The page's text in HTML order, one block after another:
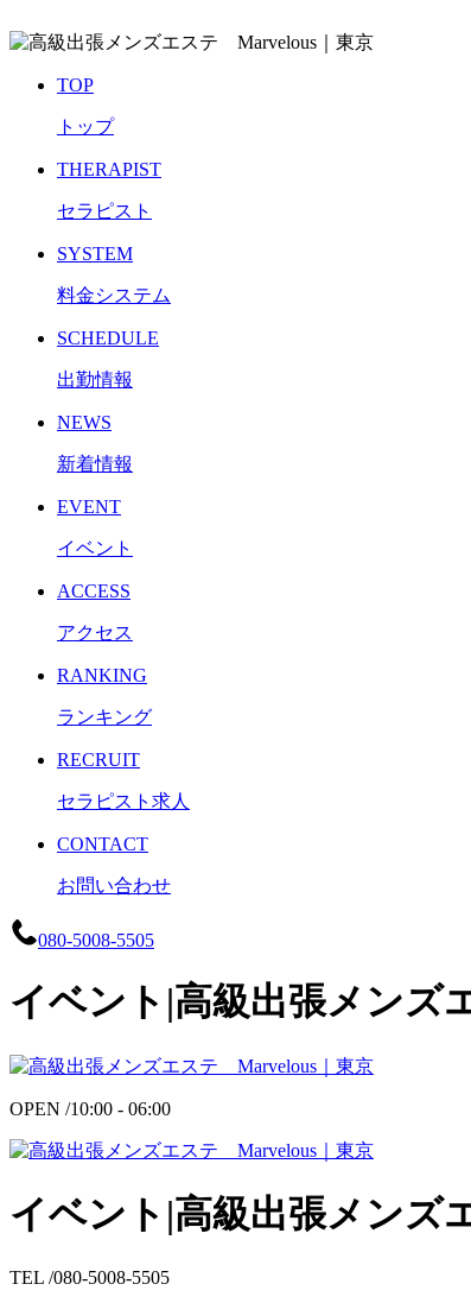
TOP
トップ
THERAPIST
セラピスト
SYSTEM
料金システム
SCHEDULE
出勤情報
NEWS
新着情報
EVENT
イベント
ACCESS
アクセス
RANKING
ランキング
RECRUIT
セラピスト求人
CONTACT
お問い合わせ
080-5008-5505
イベント|高級出張メン
OPEN /10:00 - 06:00
イベント|高級出張メン
TEL /080-5008-5505